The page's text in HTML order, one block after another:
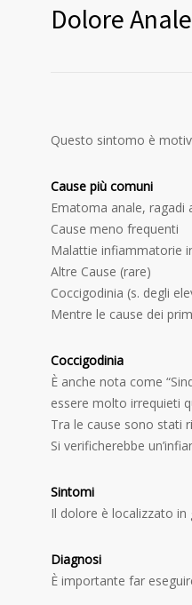
Dolore Anale
Questo sintomo è
Cause più comuni
Ematoma anale, ragadi
Cause meno frequenti
Malattie infiammatorie
Altre Cause (rare)
Coccigodinia (s. degli
Mentre le cause dei
Coccigodinia
È anche nota come
essere molto irrequieti
Tra le cause sono stati
Si verificherebbe
Sintomi
Il dolore è localizzato in
Diagnosi
È importante far